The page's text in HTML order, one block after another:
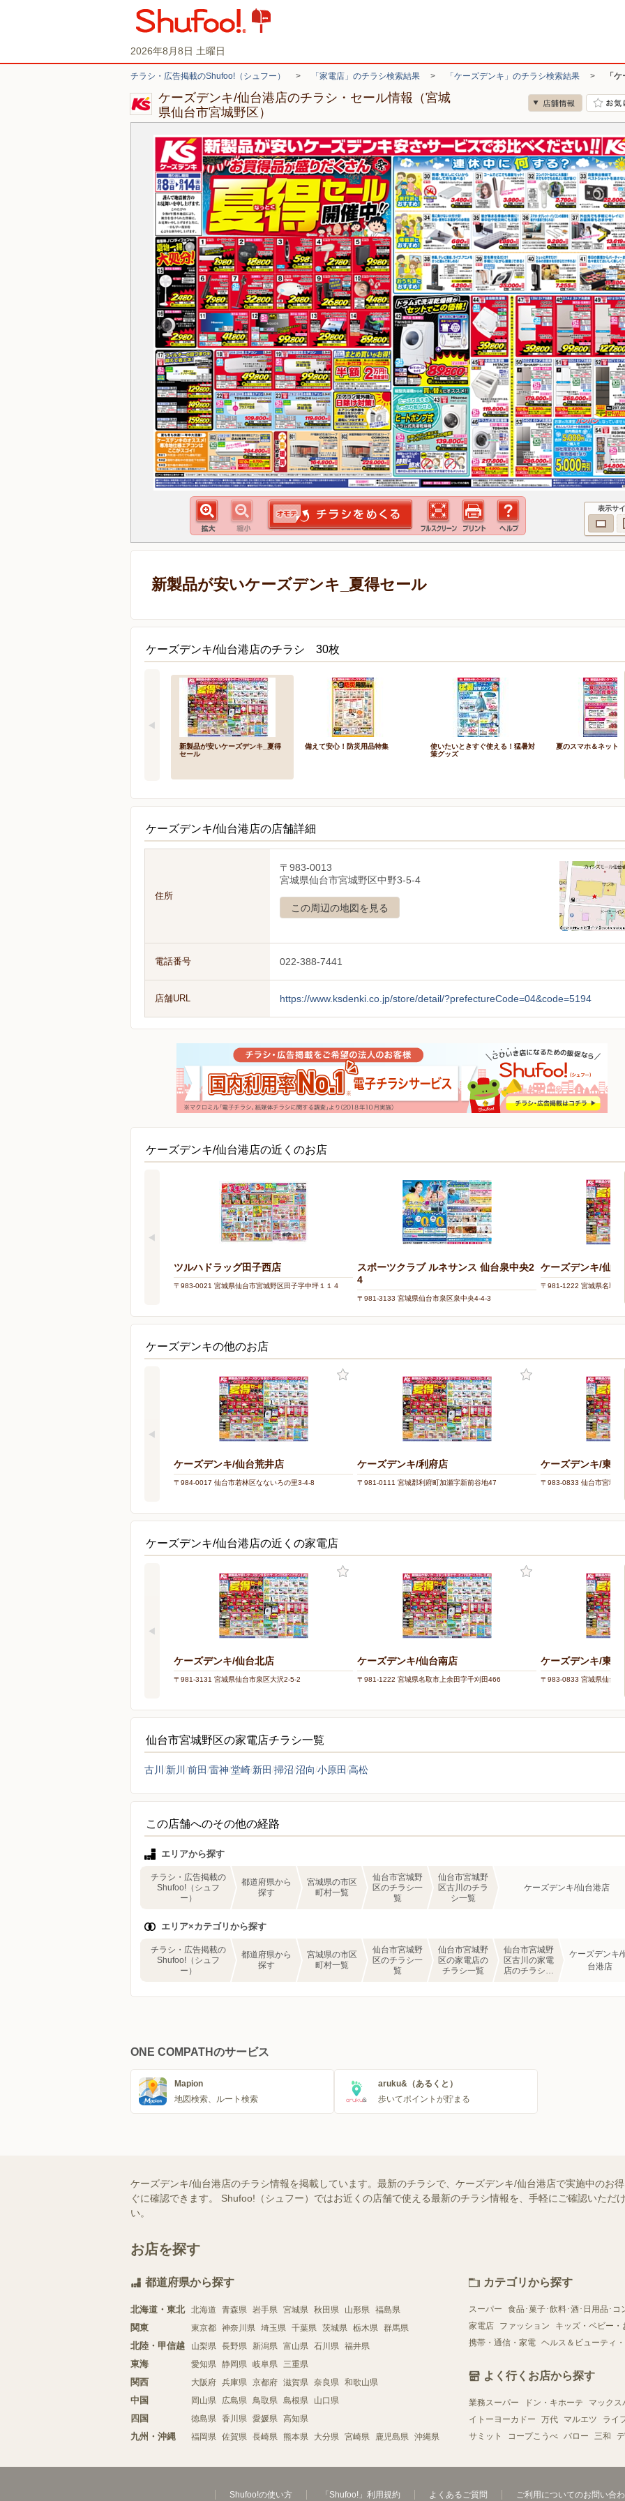
2026年8月8日 土曜日
チラシ・広告掲載のShufoo!（シュフー） > 「家電店」のチラシ検索結果 > 「ケーズデンキ」のチラシ検索結果 > 「
ケーズデンキ/仙台港店のチラシ・セール情報（宮城
県仙台市宮城野区）
表示サ
新製品が安いケーズデンキ_夏得セール
ケーズデンキ/仙台港店のチラシ 30枚
新製品が安いケーズデンキ_夏得
セール
備えて安心！防災用品特集
使いたいときすぐ使える！猛暑対
策グッズ
夏のスマホ＆ネット応
ケーズデンキ/仙台港店の店舗詳細
住所
〒983-0013
宮城県仙台市宮城野区中野3-5-4
この周辺の地図を見る
電話番号 022-388-7441
店舗URL https://www.ksdenki.co.jp/store/detail/?prefectureCode=04&code=5194
ケーズデンキ/仙台港店の近くのお店
ツルハドラッグ田子西店
〒983-0021 宮城県仙台市宮城野区田子字中坪１１４
スポーツクラブ ルネサンス 仙台泉中央2
4
〒981-3133 宮城県仙台市泉区泉中央4-4-3
ケーズデンキ/仙台
〒981-1222 宮城県名取市
ケーズデンキの他のお店
ケーズデンキ/仙台荒井店
〒984-0017 仙台市若林区なないろの里3-4-8
ケーズデンキ/利府店
〒981-0111 宮城郡利府町加瀬字新前谷地47
ケーズデンキ/東仙
〒983-0833 仙台市宮城野
ケーズデンキ/仙台港店の近くの家電店
ケーズデンキ/仙台北店
〒981-3131 宮城県仙台市泉区大沢2-5-2
ケーズデンキ/仙台南店
〒981-1222 宮城県名取市上余田字千刈田466
ケーズデンキ/東仙
〒983-0833 宮城県仙台市
仙台市宮城野区の家電店チラシ一覧
古川 新川 前田 雷神 堂崎 新田 掃沼 沼向 小原田 高松
この店舗へのその他の経路
エリアから探す
チラシ・広告掲載の
Shufoo!（シュフ
ー）
都道府県から
探す
宮城県の市区
町村一覧
仙台市宮城野
区のチラシ一
覧
仙台市宮城野
区古川のチラ
シ一覧
ケーズデンキ/仙台港店
エリア×カテゴリから探す
チラシ・広告掲載の
Shufoo!（シュフ
ー）
都道府県から
探す
宮城県の市区
町村一覧
仙台市宮城野
区のチラシ一
覧
仙台市宮城野
区の家電店の
チラシ一覧
仙台市宮城野
区古川の家電
店のチラシ一
ケーズデンキ/
台港店
ONE COMPATHのサービス
Mapion
地図検索、ルート検索
aruku&（あるくと）
歩いてポイントが貯まる
ケーズデンキ/仙台港店のチラシ情報を掲載しています。最新のチラシで、ケーズデンキ/仙台港店で実施中のお
ぐに確認できます。 Shufoo!（シュフー）ではお近くの店舗で使える最新のチラシ情報を、手軽にご確認いただ
い。
お店を探す
都道府県から探す
北海道・東北 北海道 青森県 岩手県 宮城県 秋田県 山形県 福島県
関東 東京都 神奈川県 埼玉県 千葉県 茨城県 栃木県 群馬県
北陸・甲信越 山梨県 長野県 新潟県 富山県 石川県 福井県
東海 愛知県 静岡県 岐阜県 三重県
関西 大阪府 兵庫県 京都府 滋賀県 奈良県 和歌山県
中国 岡山県 広島県 鳥取県 島根県 山口県
四国 徳島県 香川県 愛媛県 高知県
九州・沖縄 福岡県 佐賀県 長崎県 熊本県 大分県 宮崎県 鹿児島県 沖縄県
カテゴリから探す
スーパー 食品･菓子･飲料･酒･日用品･コ
家電店
ファッション キッズ・ベビー・
携帯・通信・家電 ヘルス＆ビューティ
よく行くお店から探す
業務スーパー ドン・キホーテ マックス
イトーヨーカドー
万代 マルエツ ライ
サミット
コープこうべ バロー 三和
Shufoo!の使い方 「Shufoo!」利用規約 よくあるご質問 ご利用についてのお問い合